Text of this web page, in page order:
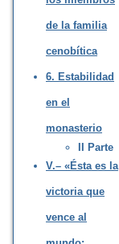
de la familia
cenobítica
6. Estabilidad
en el
monasterio
II Parte
V.– «Ésta es la
victoria que
vence al